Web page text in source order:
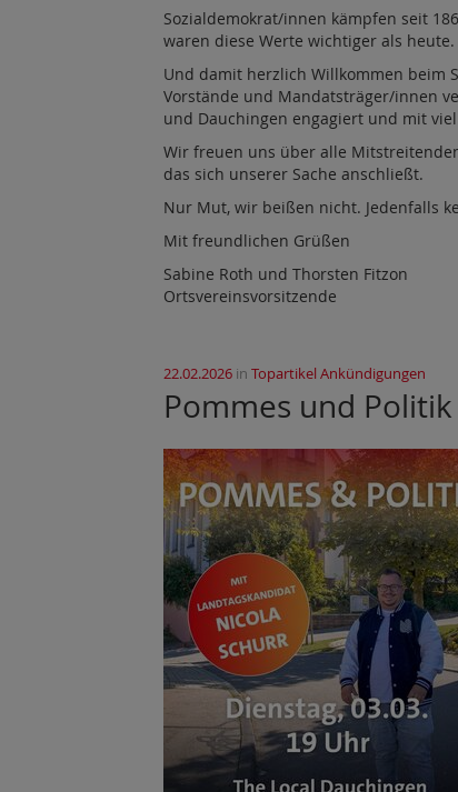
Sozialdemokrat/innen kämpfen seit
waren diese Werte wichtiger als heute.
Und damit herzlich Willkommen beim
Vorstände und Mandatsträger/innen
und Dauchingen engagiert und mit
Wir freuen uns über alle
das sich unserer Sache anschließt.
Nur Mut, wir beißen nicht. Jedenfalls
Mit freundlichen Grüßen
Sabine Roth und Thorsten Fitzon
Ortsvereinsvorsitzende
22.02.2026 in Topartikel Ankündigungen
Pommes und